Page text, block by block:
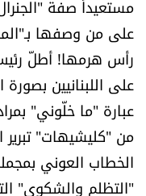
كتّابنا
تحت المجهر
آراء
اقتصاد
مستعيداً صفة
على من وصفها
رأس هرمها! أطلّ
على اللبنانيين
عبارة "ما خلّوني"
من "كليشيهات"
الخطاب العوني
"التظلم والشكوى"